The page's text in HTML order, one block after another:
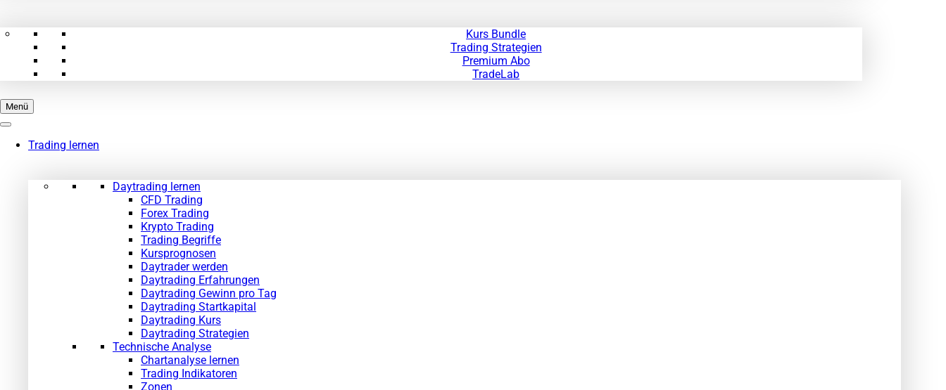
Kurs Bundle
Trading Strategien
Premium Abo
TradeLab
Menü
Trading lernen
Daytrading lernen
CFD Trading
Forex Trading
Krypto Trading
Trading Begriffe
Kursprognosen
Daytrader werden
Daytrading Erfahrungen
Daytrading Gewinn pro Tag
Daytrading Startkapital
Daytrading Kurs
Daytrading Strategien
Technische Analyse
Chartanalyse lernen
Trading Indikatoren
Zonen